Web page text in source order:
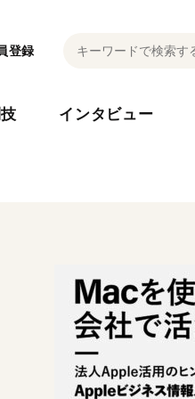
登録
インタビュー